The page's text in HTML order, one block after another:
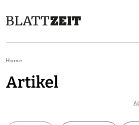
Home
Artikel